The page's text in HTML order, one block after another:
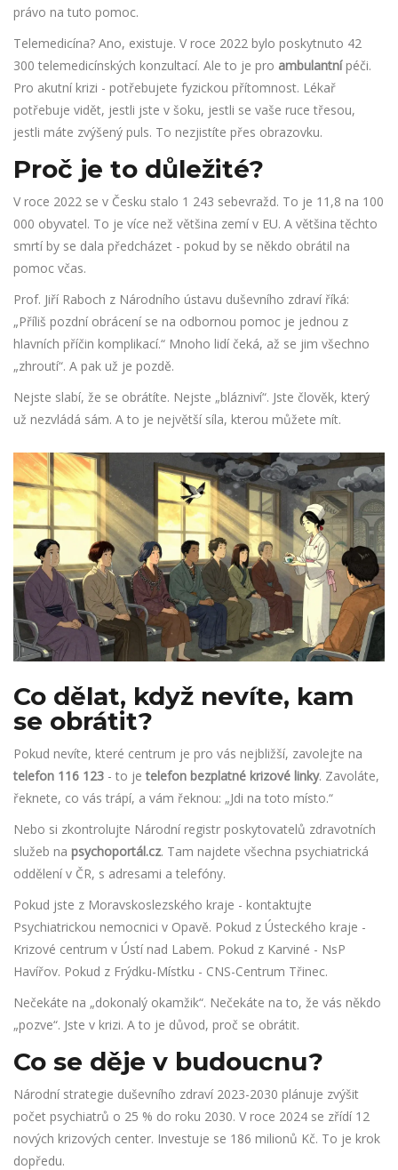
právo na tuto pomoc.
Telemedicína? Ano, existuje. V roce 2022 bylo poskytnuto 42
300 telemedicínských konzultací. Ale to je pro ambulantnípéči.
Pro akutní krizi - potřebujete fyzickou přítomnost. Lékař
potřebuje vidět, jestli jste v šoku, jestli se vaše ruce třesou,
jestli máte zvýšený puls. To nezjistíte přes obrazovku.
Proč je to důležité?
V roce 2022 se v Česku stalo 1 243 sebevražd. To je 11,8 na 100
000 obyvatel. To je více než většina zemí v EU. A většina těchto
smrtí by se dala předcházet - pokud by se někdo obrátil na
pomoc včas.
Prof. Jiří Raboch z Národního ústavu duševního zdraví říká:
„Příliš pozdní obrácení se na odbornou pomoc je jednou z
hlavních příčin komplikací.“ Mnoho lidí čeká, až se jim všechno
„zhroutí“. A pak už je pozdě.
Nejste slabí, že se obrátíte. Nejste „blázniví“. Jste člověk, který
už nezvládá sám. A to je největší síla, kterou můžete mít.
Co dělat, když nevíte, kam
se obrátit?
Pokud nevíte, které centrum je pro vás nejbližší, zavolejte na
telefon 116 123 - to jetelefon bezplatné krizové linky. Zavoláte,
řeknete, co vás trápí, a vám řeknou: „Jdi na toto místo.“
Nebo si zkontrolujte Národní registr poskytovatelů zdravotních
služeb na psychoportál.cz. Tam najdete všechna psychiatrická
oddělení v ČR, s adresami a telefóny.
Pokud jste z Moravskoslezského kraje - kontaktujte
Psychiatrickou nemocnici v Opavě. Pokud z Ústeckého kraje -
Krizové centrum v Ústí nad Labem. Pokud z Karviné - NsP
Havířov. Pokud z Frýdku-Místku - CNS-Centrum Třinec.
Nečekáte na „dokonalý okamžik“. Nečekáte na to, že vás někdo
„pozve“. Jste v krizi. A to je důvod, proč se obrátit.
Co se děje v budoucnu?
Národní strategie duševního zdraví 2023-2030 plánuje zvýšit
počet psychiatrů o 25 % do roku 2030. V roce 2024 se zřídí 12
nových krizových center. Investuje se 186 milionů Kč. To je krok
dopředu.